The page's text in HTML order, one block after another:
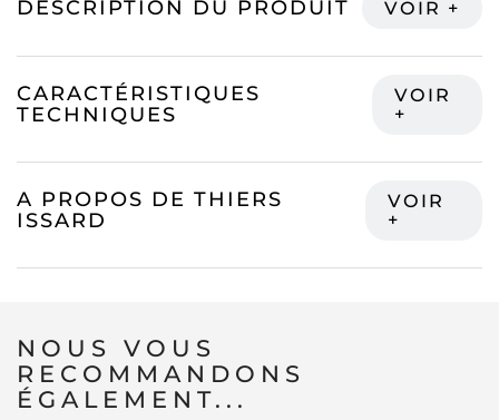
DESCRIPTION DU PRODUIT
CARACTÉRISTIQUES
TECHNIQUES
A PROPOS DE THIERS
ISSARD
NOUS VOUS
RECOMMANDONS
ÉGALEMENT...